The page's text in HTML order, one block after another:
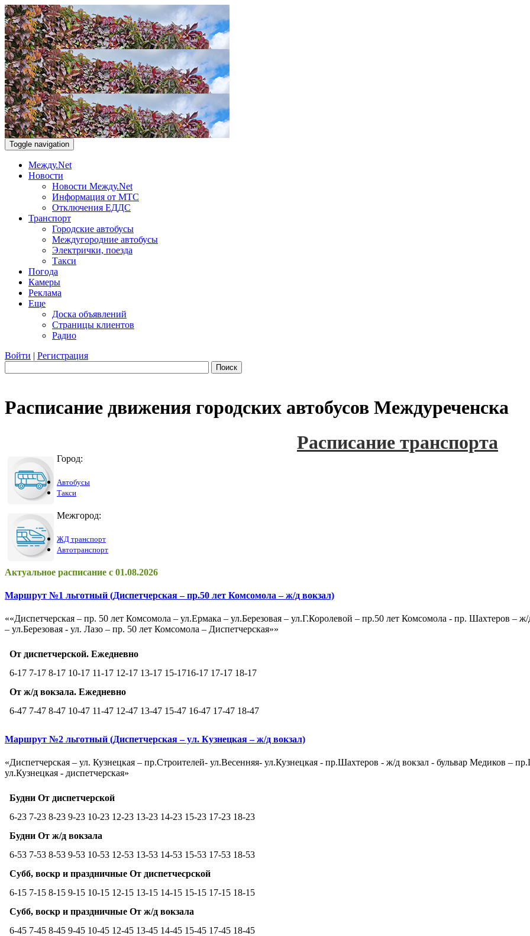
Toggle navigation
Между.Net
Новости
Новости Между.Net
Информация от МТС
Отключения ЕДДС
Транспорт
Городские автобусы
Междугородние автобусы
Электрички, поезда
Такси
Погода
Камеры
Реклама
Еще
Доска объявлений
Страницы клиентов
Радио
Войти | Регистрация
Поиск
Расписание движения городских автобусов Междуреченска
Расписание транспорта
Город:
Автобусы
Такси
Межгород:
ЖД транспорт
Автотранспорт
Актуальное расписание с 01.08.2026
Маршрут №1 льготный (Диспетчерская – пр.50 лет Комсомола – ж/д вокзал)
««Диспетчерская – пр. 50 лет Комсомола – ул.Ермака – ул.Березовая – ул.Г.Королевой – пр.50 лет Комсомола - пр. Шахтеров –
– ул.Березовая - ул. Лазо – пр. 50 лет Комсомола – Диспетчерская»»
От диспетчерской. Ежедневно
6-17 7-17 8-17 10-17 11-17 12-17 13-17 15-1716-17 17-17 18-17
От ж/д вокзала. Ежедневно
6-47 7-47 8-47 10-47 11-47 12-47 13-47 15-47 16-47 17-47 18-47
Маршрут №2 льготный (Диспетчерская – ул. Кузнецкая – ж/д вокзал)
«Диспетчерская – ул. Кузнецкая – пр.Строителей- ул.Весенняя- ул.Кузнецкая - пр.Шахтеров - ж/д вокзал - бульвар Медиков –
ул.Кузнецкая - диспетчерская»
Будни От диспетчерской
6-23 7-23 8-23 9-23 10-23 12-23 13-23 14-23 15-23 17-23 18-23
Будни От ж/д вокзала
6-53 7-53 8-53 9-53 10-53 12-53 13-53 14-53 15-53 17-53 18-53
Субб, воскр и праздничные От диспетчесрской
6-15 7-15 8-15 9-15 10-15 12-15 13-15 14-15 15-15 17-15 18-15
Субб, воскр и праздничные От ж/д вокзала
6-45 7-45 8-45 9-45 10-45 12-45 13-45 14-45 15-45 17-45 18-45